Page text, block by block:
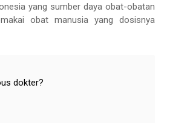
yang sumber daya obat-obatan
obat manusia yang dosisnya
dokter?